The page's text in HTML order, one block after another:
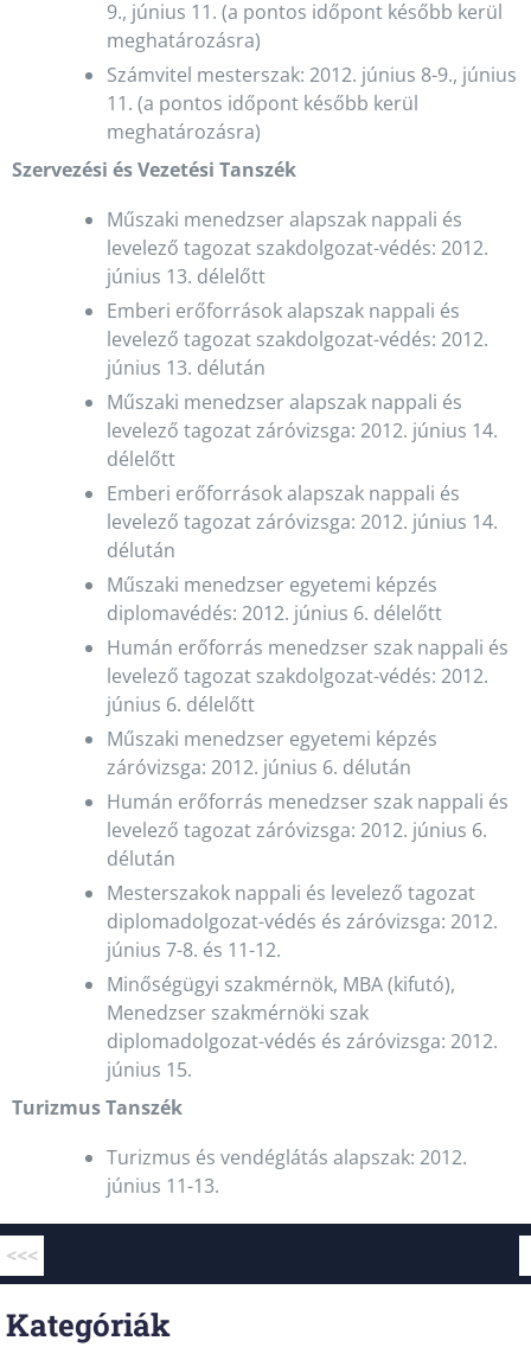
9., június 11. (a pontos időpont később kerül
meghatározásra)
Számvitel mesterszak: 2012. június 8-9., június
11. (a pontos időpont később kerül
meghatározásra)
Szervezési és Vezetési Tanszék
Műszaki menedzser alapszak nappali és
levelező tagozat szakdolgozat-védés: 2012.
június 13. délelőtt
Emberi erőforrások alapszak nappali és
levelező tagozat szakdolgozat-védés: 2012.
június 13. délután
Műszaki menedzser alapszak nappali és
levelező tagozat záróvizsga: 2012. június 14.
délelőtt
Emberi erőforrások alapszak nappali és
levelező tagozat záróvizsga: 2012. június 14.
délután
Műszaki menedzser egyetemi képzés
diplomavédés: 2012. június 6. délelőtt
Humán erőforrás menedzser szak nappali és
levelező tagozat szakdolgozat-védés: 2012.
június 6. délelőtt
Műszaki menedzser egyetemi képzés
záróvizsga: 2012. június 6. délután
Humán erőforrás menedzser szak nappali és
levelező tagozat záróvizsga: 2012. június 6.
délután
Mesterszakok nappali és levelező tagozat
diplomadolgozat-védés és záróvizsga: 2012.
június 7-8. és 11-12.
Minőségügyi szakmérnök, MBA (kifutó),
Menedzser szakmérnöki szak
diplomadolgozat-védés és záróvizsga: 2012.
június 15.
Turizmus Tanszék
Turizmus és vendéglátás alapszak: 2012.
június 11-13.
<<<
Kategóriák